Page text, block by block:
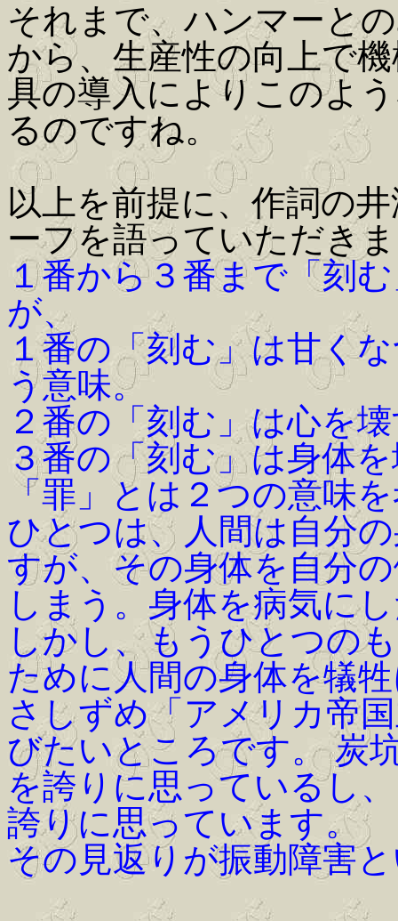
それまで、ハンマーと
から、生産性の向上で
具の導入によりこのよ
るのですね。
以上を前提に、作詞の
ーフを語っていただき
１番から３番まで「刻
が、
１番の「刻む」は甘く
う意味。
２番の「刻む」は心を
３番の「刻む」は身体
「罪」とは２つの意味
ひとつは、人間は自分
すが、その身体を自分
しまう。身体を病気に
しかし、もうひとつの
ために人間の身体を犠
さしずめ「アメリカ帝
びたいところです。 炭
を誇りに思っているし
誇りに思っています。
その見返りが振動障害